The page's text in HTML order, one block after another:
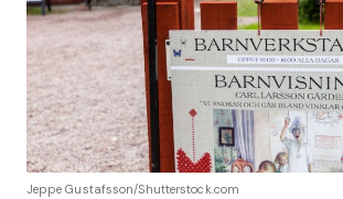
Jeppe Gustafsson/Shutterstock.com